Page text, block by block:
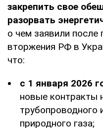
закрепить свое
разорвать
о чем заявили
вторжения РФ в
что:
с 1 января 2026
новые контракты
трубопроводного
природного газа;